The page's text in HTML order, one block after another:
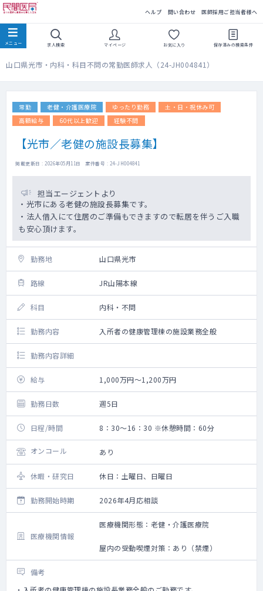
ヘルプ 問い合わせ 医師採用ご担当者様へ
求人検索 マイページ お気に入り 保存済みの検索条件
山口県光市・内科・科目不問の常勤医師求人（24-JH004841）
常勤 老健・介護医療院 ゆったり勤務
土・日・祝休み可
高額給与
60代以上歓迎 経験不問
【光市／老健の施設長募集】
掲載更新日 : 2026年05月11日 案件番号 : 24-JH004841
担当エージェントより
・光市にある老健の施設長募集です。
・法人借入にて住居のご準備もできますので転居を伴うご入職
も安心頂けます。
勤務地 山口県光市
路線 JR山陽本線
科目 内科・不問
勤務内容 入所者の健康管理棟の施設業務全般
勤務内容詳細
給与 1,000万円～1,200万円
勤務日数 週5日
日程/時間 8：30～16：30 ※休憩時間：60分
オンコール あり
休暇・研究日 休日：土曜日、日曜日
勤務開始時期 2026年4月応相談
医療機関情報
医療機関形態：老健・介護医療院
屋内の受動喫煙対策：あり（禁煙）
備考